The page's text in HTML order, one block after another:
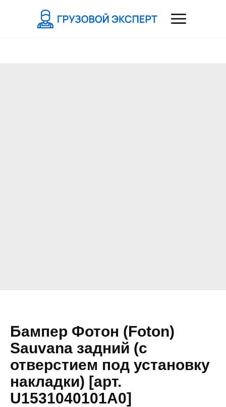
Бампер Фотон (Foton)
Sauvana задний (с
отверстием под установку
накладки) [арт.
U1531040101A0]